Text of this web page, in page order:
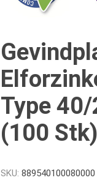
Type
(100 Stk)
SKU: 889540100080000